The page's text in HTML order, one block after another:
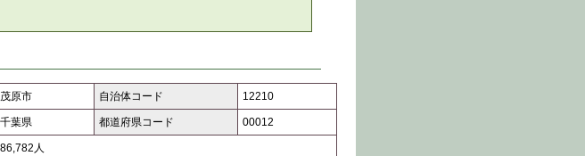
茂原市 自治体コード 12210
千葉県 都道府県コード 00012
86,782人